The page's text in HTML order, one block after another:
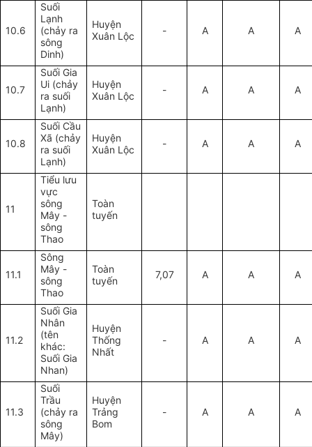
10.6
Suối
Lạnh
(chảy ra
sông
Dinh)
Huyện
Xuân Lộc
- A A A
10.7
Suối Gia
Ui (chảy
ra suối
Lạnh)
Huyện
Xuân Lộc
- A A A
10.8
Suối Cầu
Xã (chảy
ra suối
Lạnh)
Huyện
Xuân Lộc
- A A A
11
Tiểu lưu
vực
sông
Mây -
sông
Thao
Toàn
tuyến
11.1
Sông
Mây -
sông
Thao
Toàn
tuyến
7,07 A A A
11.2
Suối Gia
Nhân
(tên
khác:
Suối Gia
Nhan)
Huyện
Thống
Nhất
- A A A
11.3
Suối
Trầu
(chảy ra
sông
Mây)
Huyện
Trảng
Bom
- A A A